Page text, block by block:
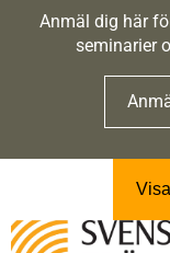
Anmäl dig här
seminarier